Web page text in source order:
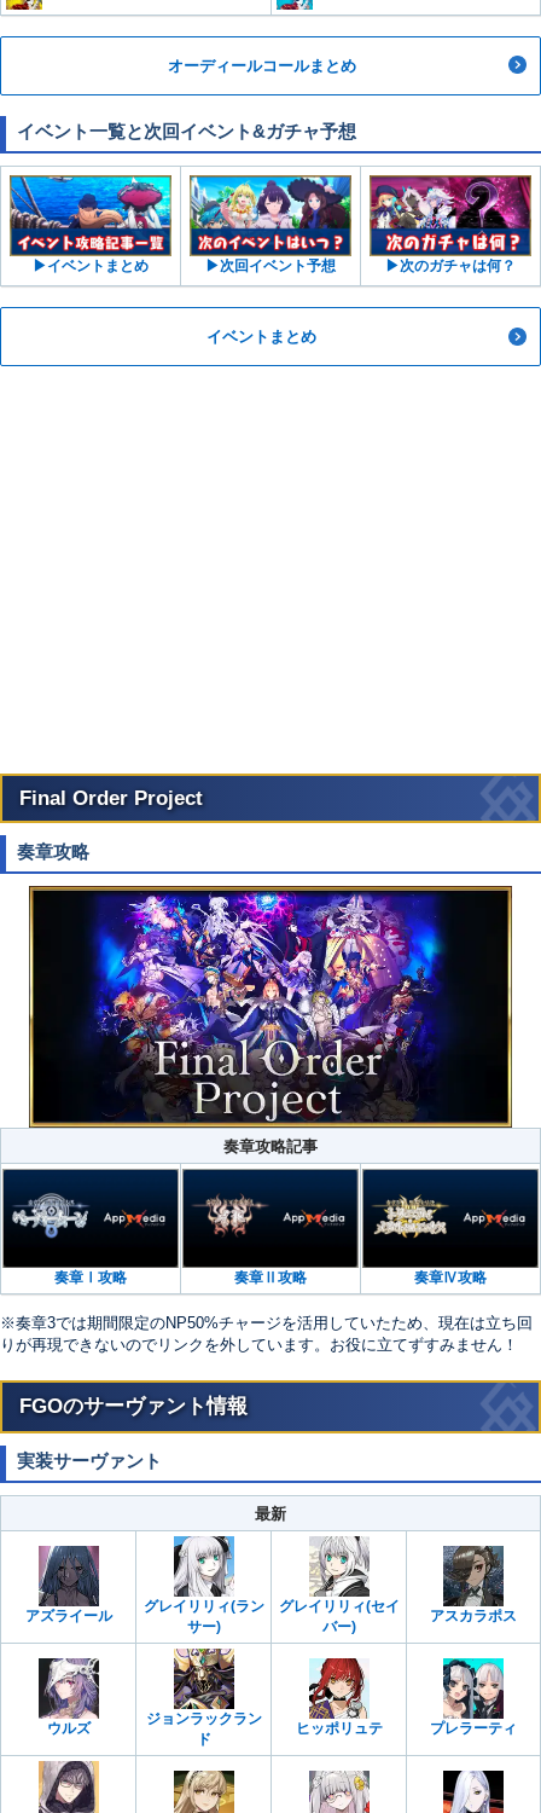
オーディールコールまとめ
イベント一覧と次回イベント&ガチャ予想
▶︎イベントまとめ ▶︎次回イベント予想 ▶︎次のガチャは何？
イベントまとめ
Final Order Project
奏章攻略
奏章攻略記事
奏章Ⅰ攻略 奏章Ⅱ攻略 奏章Ⅳ攻略
※奏章3では期間限定のNP50%チャージを活用していたため、現在は立ち回
りが再現できないのでリンクを外しています。お役に立てずすみません！
FGOのサーヴァント情報
実装サーヴァント
最新
アズライール
グレイリリィ(ラン
サー)
グレイリリィ(セイ
バー)
アスカラポス
ウルズ
ジョンラックラン
ド
ヒッポリュテ プレラーティ